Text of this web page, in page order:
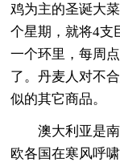
鸡为主的圣诞大
个星期，就将4支
一个环里，每周
了。丹麦人对不
似的其它商品。
澳大利亚是南
欧各国在寒风呼